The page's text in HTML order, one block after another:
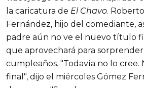
la caricatura de El Chavo.
Fernández, hijo del comediante,
padre aún no ve el nuevo título
que aprovechará para
cumpleaños. "Todavía no lo cree.
final", dijo el miércoles Gómez